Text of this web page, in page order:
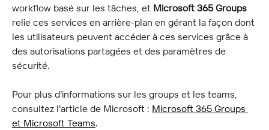
workflow basé sur les tâches, et Microsoft 365 Groups
relie ces services en arrière-plan en gérant la façon dont
les utilisateurs peuvent accéder à ces services grâce à
des autorisations partagées et des paramètres de
sécurité.
Pour plus d'informations sur les groups et les teams,
consultez l'article de Microsoft : Microsoft 365 Groups
et Microsoft Teams.